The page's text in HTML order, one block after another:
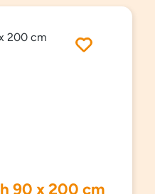
90 x 200 cm